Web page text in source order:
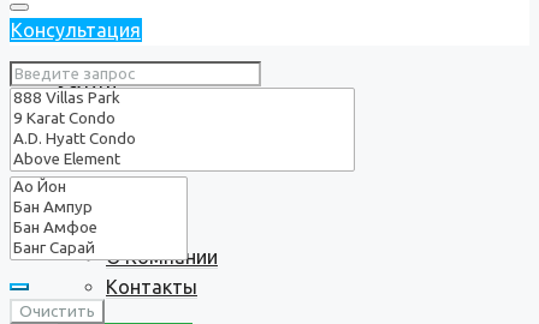
Услуги
О нас
О Компании
Контакты
Консультация
Очистить